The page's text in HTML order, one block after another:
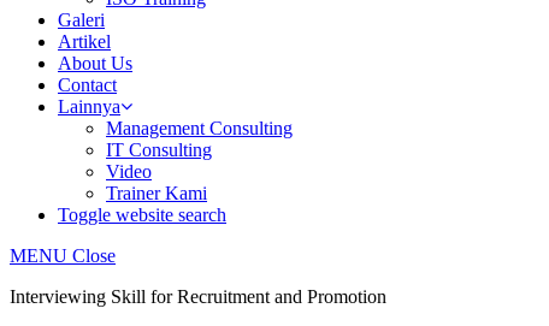
Galeri
Artikel
About Us
Contact
Lainnya
Management Consulting
IT Consulting
Video
Trainer Kami
Toggle website search
MENU Close
Interviewing Skill for Recruitment and Promotion